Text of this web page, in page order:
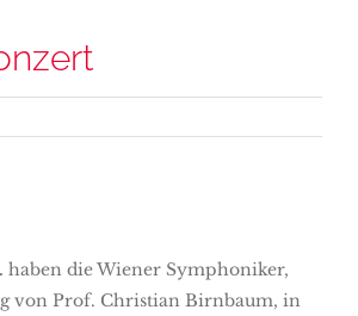
haben die Wiener Symphoniker,
von Prof. Christian Birnbaum, in